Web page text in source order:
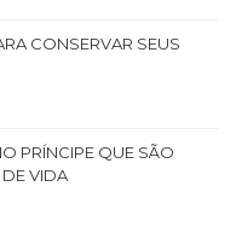
CONSERVAR SEUS
PRÍNCIPE QUE SÃO
VIDA